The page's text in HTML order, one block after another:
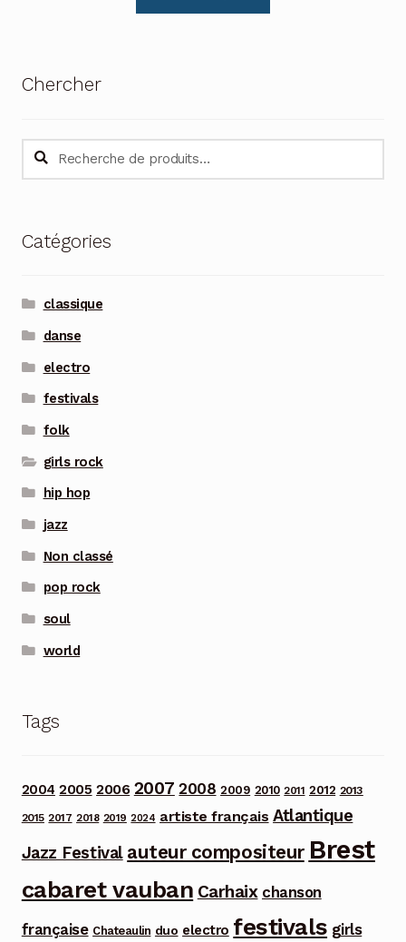
Chercher
Recherche
pour :
Recherche
Catégories
classique
danse
electro
festivals
folk
girls rock
hip hop
jazz
Non classé
pop rock
soul
world
Tags
2004 2005 2006 2007 2008 2009 2010 2011 2012 2013
2015 2017 2018 2019 2024 artiste français Atlantique
Jazz Festival auteur compositeur Brest
cabaret vauban Carhaix chanson
française Chateaulin duo electro festivals girls